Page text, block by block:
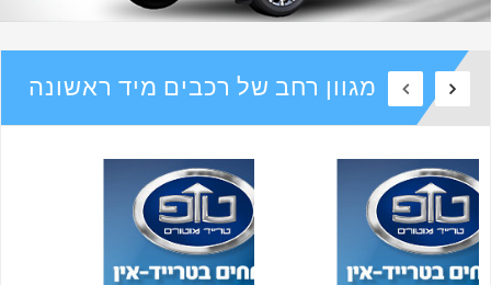
מגוון רחב של רכבים מיד ראשונה